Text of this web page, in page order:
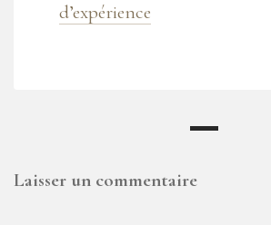
d’expérience
Laisser un commentaire